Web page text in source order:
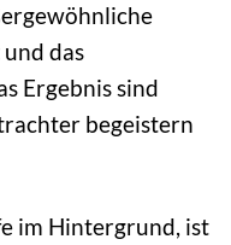
das
Ergebnis sind
begeistern
im Hintergrund, ist